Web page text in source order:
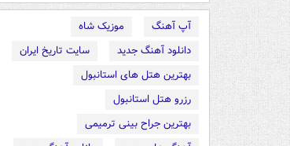
آپ آهنگ
موزیک شاه
دانلود آهنگ جدید
سایت تاریخ ایران
بهترین هتل های استانبول
رزرو هتل استانبول
بهترین جراح بینی ترمیمی